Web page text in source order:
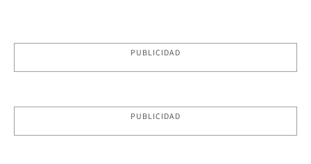
PUBLICIDAD
PUBLICIDAD